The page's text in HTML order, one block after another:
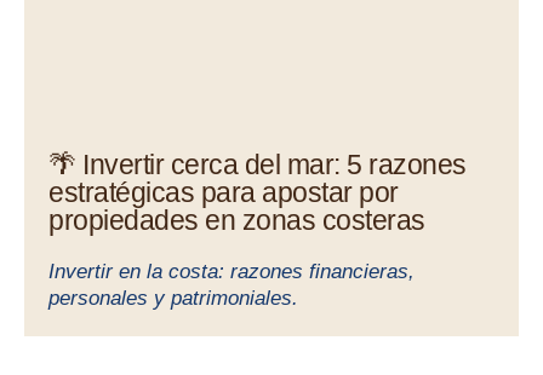
🌴 Invertir cerca del mar: 5 razones
estratégicas para apostar por
propiedades en zonas costeras
Invertir en la costa: razones financieras,
personales y patrimoniales.